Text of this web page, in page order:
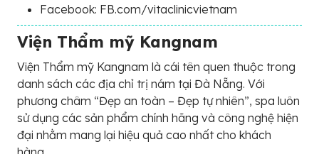
Facebook: FB.com/vitaclinicvietnam
Viện Thẩm mỹ Kangnam
Viện Thẩm mỹ Kangnam là cái tên quen thuộc trong
danh sách các địa chỉ trị nám tại Đà Nẵng. Với
phương châm “Đẹp an toàn – Đẹp tự nhiên”, spa luôn
sử dụng các sản phẩm chính hãng và công nghệ hiện
đại nhằm mang lại hiệu quả cao nhất cho khách